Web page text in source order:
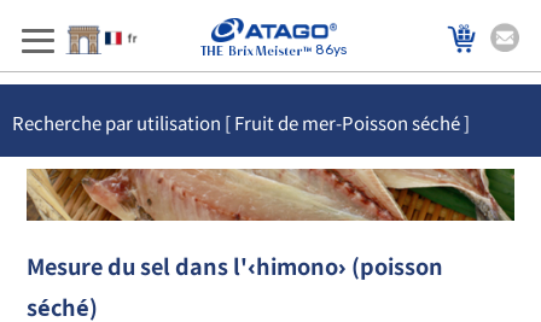
86ys
Recherche par utilisation [ Fruit de mer-Poisson séché ]
Mesure du sel dans l'‹himono› (poisson
séché)